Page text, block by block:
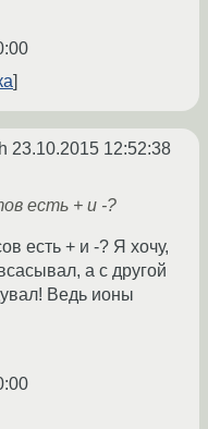
23.10.2015 12:52:38
есть + и -?
есть + и -? Я хочу,
а с другой
Ведь ионы